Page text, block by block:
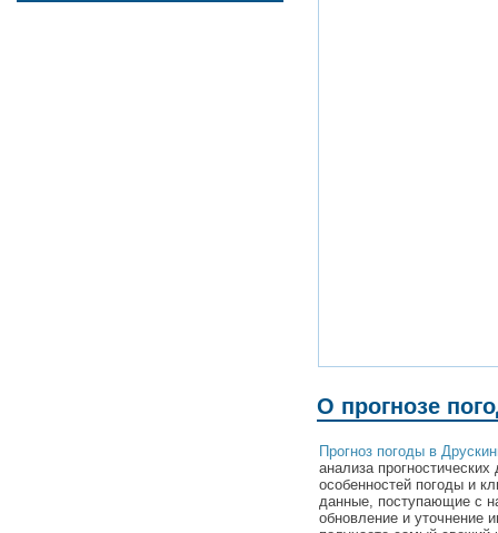
О прогнозе
Прогноз погоды в
анализа
особенностей погоды и
данные, поступающие с
обновление и уточнение